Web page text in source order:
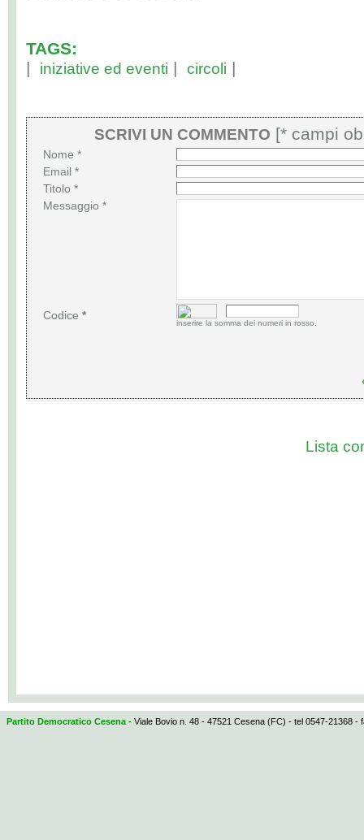
TAGS:
| iniziative ed eventi | circoli |
SCRIVI UN COMMENTO [* campi
Nome *
Email *
Titolo *
Messaggio *
Codice*
inserire la somma dei numeri in rosso.
Lista
Partito Democratico Cesena - Viale Bovio n. 48 - 47521 Cesena (FC) - tel 0547-21368 -